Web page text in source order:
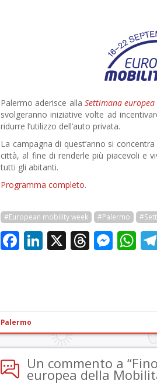
Palermo aderisce alla Settimana
svolgeranno iniziative volte ad
ridurre l’utilizzo dell’auto privata.
La campagna di quest’anno si
città, al fine di renderle più piacevoli e
tutti gli abitanti.
Programma completo.
#European mobility week #Palermo
Facebook
LinkedIn
X
Palermo
Un commento a
europea della